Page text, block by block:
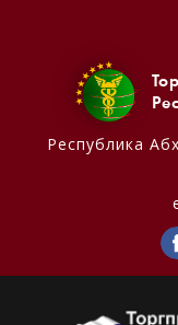
Республика